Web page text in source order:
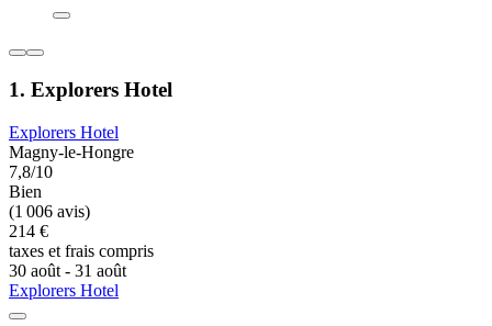
1. Explorers Hotel
Explorers Hotel
Magny-le-Hongre
7,8/10
Bien
(1 006 avis)
214 €
taxes et frais compris
30 août - 31 août
Explorers Hotel